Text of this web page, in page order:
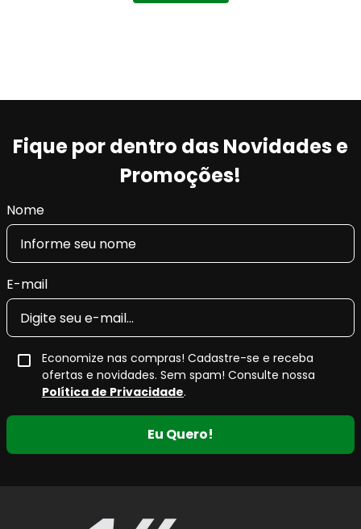
Fique por dentro das Novidades e
Promoções!
Nome
E-mail
Economize nas compras! Cadastre-se e receba
ofertas e novidades. Sem spam! Consulte nossa
Política de Privacidade.
Eu Quero!